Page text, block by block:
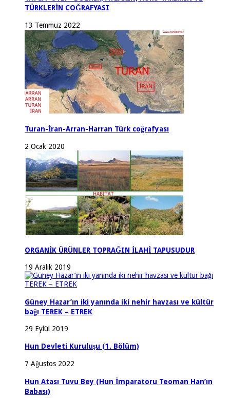
TÜRKLERİN COĞRAFYASI
13 Temmuz 2022
Turan-İran-Arran-Harran Türk coğrafyası
2 Ocak 2020
ORGANİK ÜRÜNLER TOPRAĞIN İLAHİ TAPUSUDUR
19 Aralık 2019
Güney Hazar’ın iki yanında iki nehir havzası ve kültür
bağı TEREK – ETREK
29 Eylül 2019
Hun Devleti Kuruluşu (1. Bölüm)
7 Ağustos 2022
Hun Atası Tuvu Bey (Hun İmparatoru Teoman Han’ın
Babası)